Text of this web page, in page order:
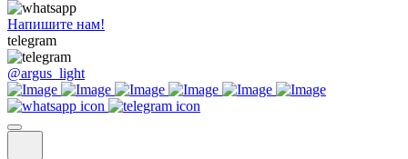
Напишите нам!
telegram
@argus_light